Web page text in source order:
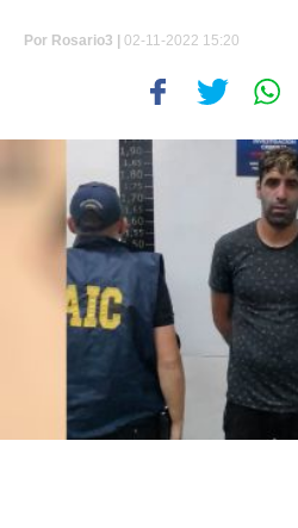
Por Rosario3 | 02-11-2022 15:20